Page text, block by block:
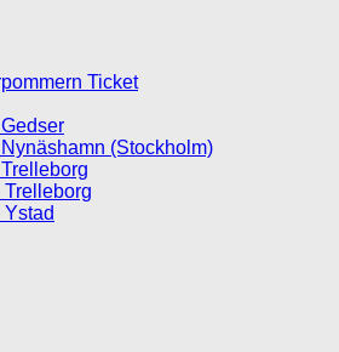
Ticket
(Stockholm)
Trelleborg